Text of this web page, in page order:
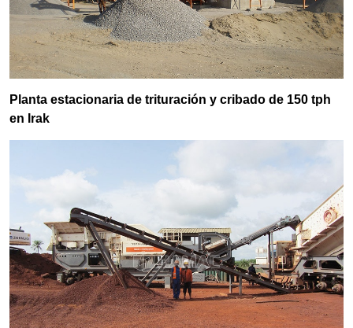
Planta estacionaria de trituración y cribado de 150 tph
en Irak